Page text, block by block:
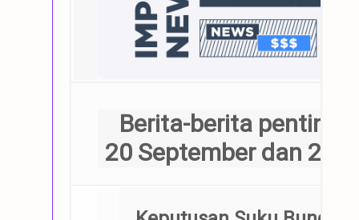
Berita-berita penting
20 September dan 26